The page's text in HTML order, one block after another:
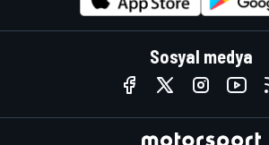
Sosyal medya